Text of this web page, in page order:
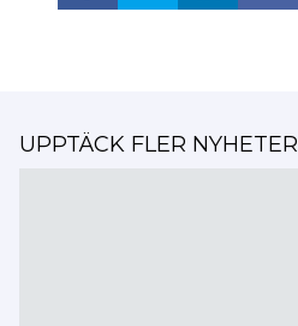
UPPTÄCK FLER NYHETER